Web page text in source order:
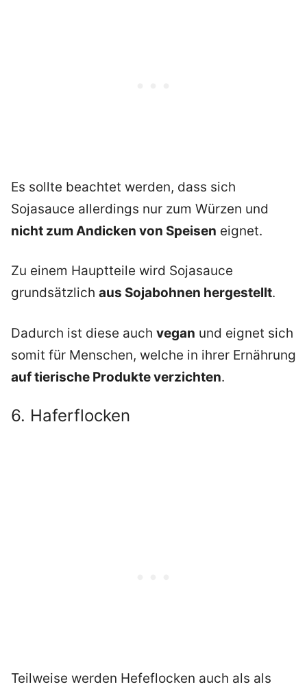
Es sollte beachtet werden, dass sich
Sojasauce allerdings nur zum Würzen und
nicht zum Andicken von Speisen eignet.
Zu einem Hauptteile wird Sojasauce
grundsätzlich aus Sojabohnen hergestellt.
Dadurch ist diese auch vegan und eignet sich
somit für Menschen, welche in ihrer Ernährung
auf tierische Produkte verzichten.
6. Haferflocken
Teilweise werden Hefeflocken auch als als